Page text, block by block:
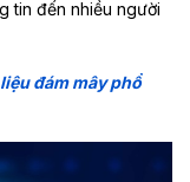
tin đến nhiều người
đám mây phổ